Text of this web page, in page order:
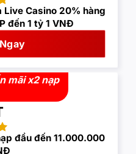
Casino 20% hàng
đến 1 tỷ 1 VNĐ
mãi x2 nạp
đầu đến 11.000.000